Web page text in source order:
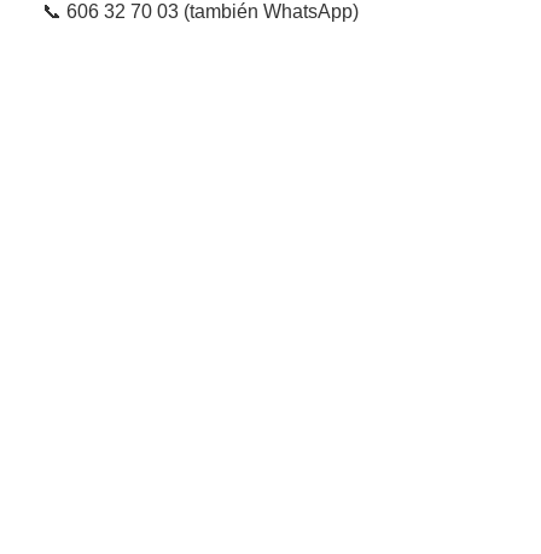
📞 606 32 70 03 (también WhatsApp)